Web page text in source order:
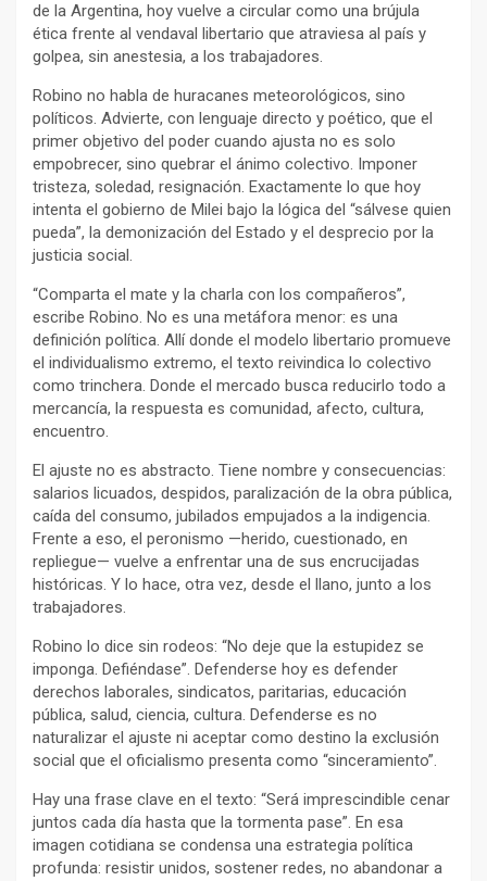
de la Argentina, hoy vuelve a circular como una brújula
ética frente al vendaval libertario que atraviesa al país y
golpea, sin anestesia, a los trabajadores.
Robino no habla de huracanes meteorológicos, sino
políticos. Advierte, con lenguaje directo y poético, que el
primer objetivo del poder cuando ajusta no es solo
empobrecer, sino quebrar el ánimo colectivo. Imponer
tristeza, soledad, resignación. Exactamente lo que hoy
intenta el gobierno de Milei bajo la lógica del “sálvese quien
pueda”, la demonización del Estado y el desprecio por la
justicia social.
“Comparta el mate y la charla con los compañeros”,
escribe Robino. No es una metáfora menor: es una
definición política. Allí donde el modelo libertario promueve
el individualismo extremo, el texto reivindica lo colectivo
como trinchera. Donde el mercado busca reducirlo todo a
mercancía, la respuesta es comunidad, afecto, cultura,
encuentro.
El ajuste no es abstracto. Tiene nombre y consecuencias:
salarios licuados, despidos, paralización de la obra pública,
caída del consumo, jubilados empujados a la indigencia.
Frente a eso, el peronismo —herido, cuestionado, en
repliegue— vuelve a enfrentar una de sus encrucijadas
históricas. Y lo hace, otra vez, desde el llano, junto a los
trabajadores.
Robino lo dice sin rodeos: “No deje que la estupidez se
imponga. Defiéndase”. Defenderse hoy es defender
derechos laborales, sindicatos, paritarias, educación
pública, salud, ciencia, cultura. Defenderse es no
naturalizar el ajuste ni aceptar como destino la exclusión
social que el oficialismo presenta como “sinceramiento”.
Hay una frase clave en el texto: “Será imprescindible cenar
juntos cada día hasta que la tormenta pase”. En esa
imagen cotidiana se condensa una estrategia política
profunda: resistir unidos, sostener redes, no abandonar a